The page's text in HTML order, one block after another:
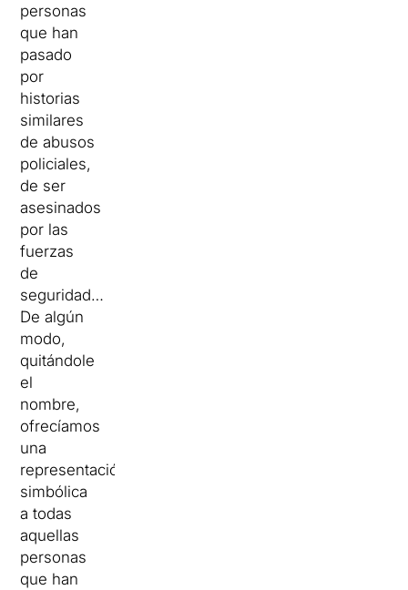
personas
que han
pasado
por
historias
similares
de abusos
policiales,
de ser
asesinados
por las
fuerzas
de
seguridad…
De algún
modo,
quitándole
el
nombre,
ofrecíamos
una
representación
simbólica
a todas
aquellas
personas
que han